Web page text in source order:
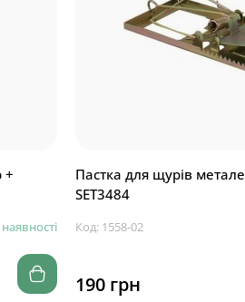
+
Пастка для щурів
SET3484
Код: 1558-02
190 грн